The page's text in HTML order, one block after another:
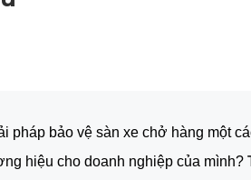
pháp bảo vệ sàn xe chở hàng một
hiệu cho doanh nghiệp của mình?